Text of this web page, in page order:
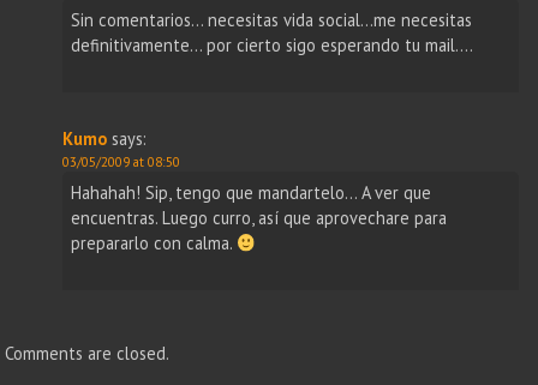
Sin comentarios… necesitas vida social…me necesitas
definitivamente… por cierto sigo esperando tu mail….
Kumo says:
03/05/2009 at 08:50
Hahahah! Sip, tengo que mandartelo… A ver que
encuentras. Luego curro, así que aprovechare para
prepararlo con calma.
Comments are closed.